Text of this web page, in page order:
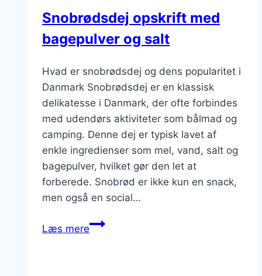
morgenmad
Snobrødsdej opskrift med
bagepulver og salt
Hvad er snobrødsdej og dens popularitet i
Danmark Snobrødsdej er en klassisk
delikatesse i Danmark, der ofte forbindes
med udendørs aktiviteter som bålmad og
camping. Denne dej er typisk lavet af
enkle ingredienser som mel, vand, salt og
bagepulver, hvilket gør den let at
forberede. Snobrød er ikke kun en snack,
men også en social…
Læs mereSnobrødsdej